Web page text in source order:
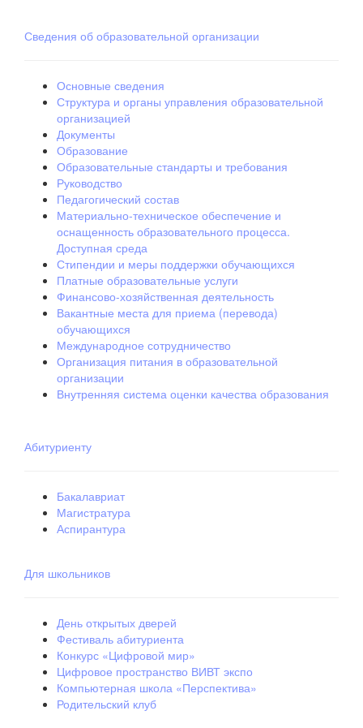
Сведения об образовательной организации
Основные сведения
Структура и органы управления образовательной
организацией
Документы
Образование
Образовательные стандарты и требования
Руководство
Педагогический состав
Материально-техническое обеспечение и
оснащенность образовательного процесса.
Доступная среда
Стипендии и меры поддержки обучающихся
Платные образовательные услуги
Финансово-хозяйственная деятельность
Вакантные места для приема (перевода)
обучающихся
Международное сотрудничество
Организация питания в образовательной
организации
Внутренняя система оценки качества образования
Абитуриенту
Бакалавриат
Магистратура
Аспирантура
Для школьников
День открытых дверей
Фестиваль абитуриента
Конкурс «Цифровой мир»
Цифровое пространство ВИВТ экспо
Компьютерная школа «Перспектива»
Родительский клуб